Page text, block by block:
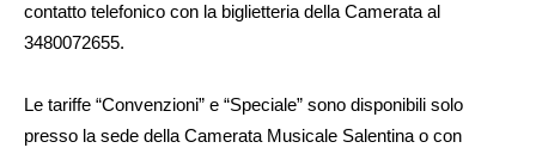
contatto telefonico con la biglietteria della Camerata al
3480072655.
Le tariffe “Convenzioni” e “Speciale” sono disponibili solo
presso la sede della Camerata Musicale Salentina o con